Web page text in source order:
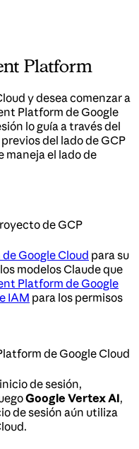
Platform
y desea comenzar a
Platform de Google
lo guía a través del
del lado de GCP
maneja el lado de
de GCP
Google Cloud para su
modelos Claude que
Platform de Google
IAM para los permisos
de Google Cloud
de sesión,
Google Vertex AI,
de sesión aún utiliza